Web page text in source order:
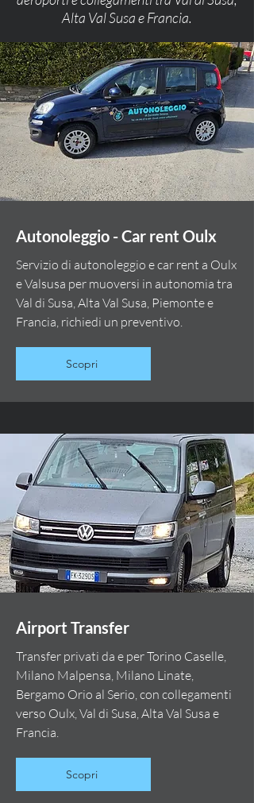
Alta Val Susa e Francia.
Autonoleggio - Car rent Oulx
Servizio di autonoleggio e car rent a Oulx
e Valsusa per muoversi in autonomia tra
Val di Susa, Alta Val Susa, Piemonte e
Francia, richiedi un preventivo.
Scopri
Airport Transfer
Transfer privati da e per Torino Caselle,
Milano Malpensa, Milano Linate,
Bergamo Orio al Serio, con collegamenti
verso Oulx, Val di Susa, Alta Val Susa e
Francia.
Scopri